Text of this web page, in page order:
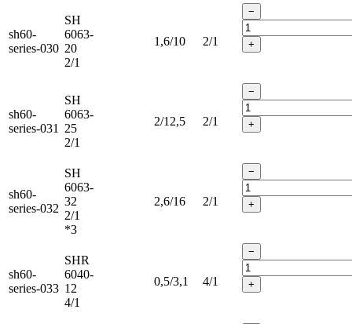
sh60-
series-030
SH
6063-
20
2/1
1,6/10 2/1
−
+
sh60-
series-031
SH
6063-
25
2/1
2/12,5 2/1
−
+
sh60-
series-032
SH
6063-
32
2/1
*3
2,6/16 2/1
−
+
sh60-
series-033
SHR
6040-
12
4/1
0,5/3,1 4/1
−
+